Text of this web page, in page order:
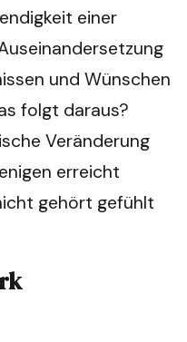
einer
und Wünschen
folgt daraus?
Veränderung
erreicht
gehört gefühlt